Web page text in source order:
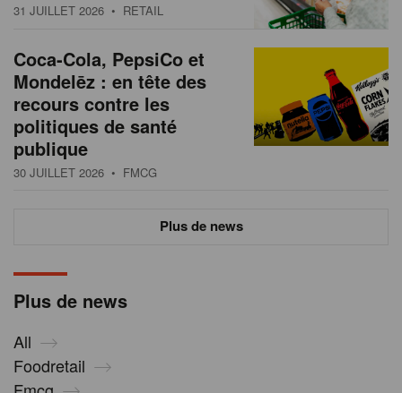
Plus de news
All
Foodretail
31 JUILLET 2026 • RETAIL
Coca-Cola, PepsiCo et
Mondelēz : en tête des
recours contre les
politiques de santé
publique
30 JUILLET 2026 • FMCG
Plus de news